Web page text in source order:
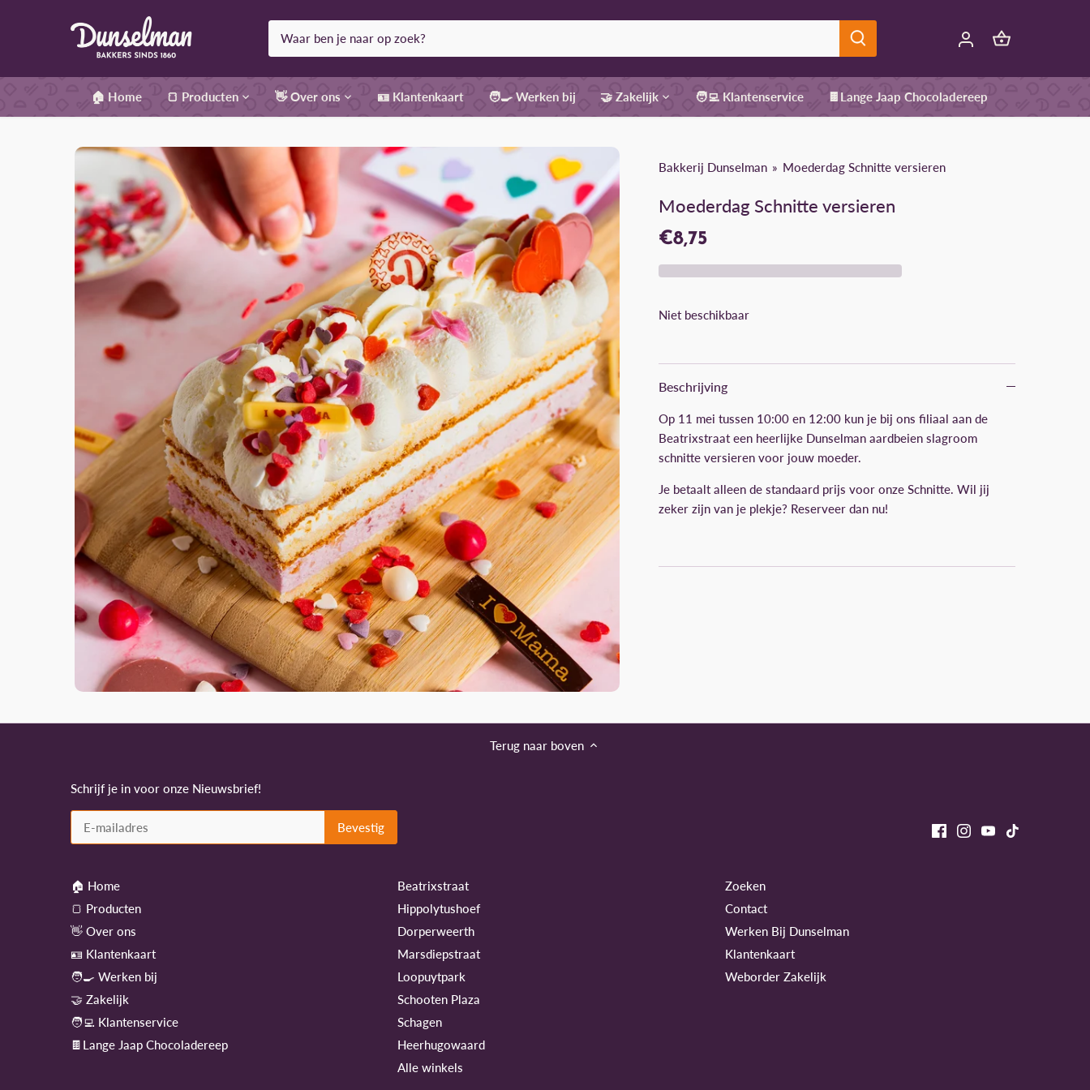
🏠 Home 🍞 Producten 👋 Over ons 🪪 Klantenkaart 🧑‍🍳 Werken bij 🤝 Zakelijk 🧑‍💻 Klantenservice 🍫Lange Jaap Chocoladereep
Bakkerij Dunselman Moederdag Schnitte versieren
Moederdag Schnitte versieren
€8,75
Niet beschikbaar
Beschrijving
Op 11 mei tussen 10:00 en 12:00 kun je bij ons filiaal aan de
Beatrixstraat een heerlijke Dunselman aardbeien slagroom
schnitte versieren voor jouw moeder.
Je betaalt alleen de standaard prijs voor onze Schnitte. Wil jij
zeker zijn van je plekje? Reserveer dan nu!
Terug naar boven
Schrijf je in voor onze Nieuwsbrief!
🏠 Home
🍞 Producten
👋 Over ons
🪪 Klantenkaart
🧑‍🍳 Werken bij
🤝 Zakelijk
🧑‍💻 Klantenservice
🍫Lange Jaap Chocoladereep
Beatrixstraat
Hippolytushoef
Dorperweerth
Marsdiepstraat
Loopuytpark
Schooten Plaza
Schagen
Heerhugowaard
Alle winkels
Zoeken
Contact
Werken Bij Dunselman
Klantenkaart
Weborder Zakelijk